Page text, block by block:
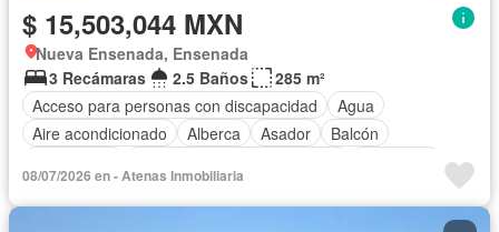
$ 15,503,044 MXN
Nueva Ensenada, Ensenada
3 Recámaras
2.5 Baños
285 m²
Acceso para personas con discapacidad
Agua
Aire acondicionado
Alberca Asador
Balcón
Cisterna
Cocina equipada
08/07/2026 en - Atenas Inmobiliaria